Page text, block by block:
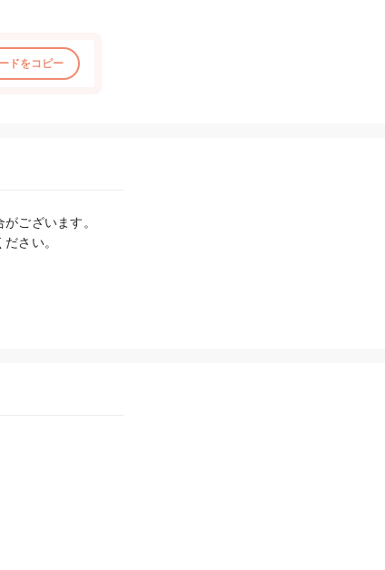
ドをコピー
ございます。
さい。